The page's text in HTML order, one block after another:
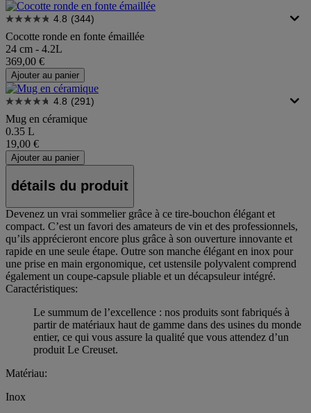
4.8 (344)
Cocotte ronde en fonte émaillée
24 cm - 4.2L
369,00 €
Ajouter au panier
4.8 (291)
Mug en céramique
0.35 L
19,00 €
Ajouter au panier
détails du produit
Devenez un vrai sommelier grâce à ce tire-bouchon élégant et
compact. C’est un favori des amateurs de vin et des professionnels,
qu’ils apprécieront encore plus grâce à son ouverture innovante et
rapide en une seule étape. Outre son manche élégant en inox pour
une prise en main ergonomique, cet ustensile polyvalent comprend
également un coupe-capsule pliable et un décapsuleur intégré.
Caractéristiques:
Le summum de l’excellence : nos produits sont fabriqués à
partir de matériaux haut de gamme dans des usines du monde
entier, ce qui vous assure la qualité que vous attendez d’un
produit Le Creuset.
Matériau:
Inox